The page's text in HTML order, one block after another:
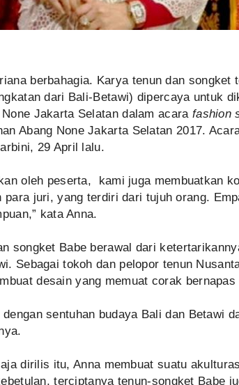
berbahagia. Karya tenun dan songket
dari Bali-Betawi) dipercaya untuk
Jakarta Selatan dalam acara fashion
Abang None Jakarta Selatan 2017.
29 April lalu.
oleh peserta, kami juga membuatkan
juri, yang terdiri dari tujuh orang.
kata Anna.
songket Babe berawal dari
Sebagai tokoh dan pelopor tenun
desain yang memuat corak bernapas
sentuhan budaya Bali dan Betawi
dirilis itu, Anna membuat suatu
terciptanya tenun-songket Babe